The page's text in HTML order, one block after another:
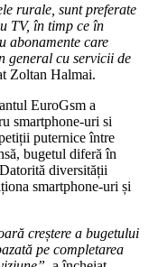
rurale, sunt preferate
TV, în timp ce în
abonamente care
general cu servicii de
Zoltan Halmai.
EuroGsm a
smartphone-uri si
puternice între
bugetul diferă în
diversității
smartphone-uri și
creștere a bugetului
pe completarea